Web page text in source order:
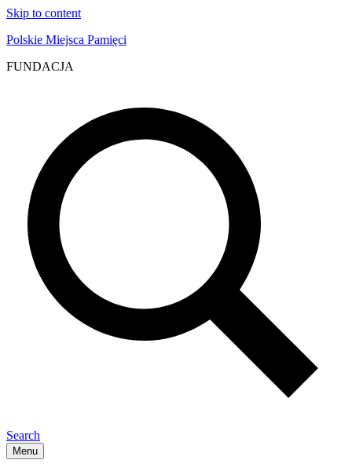
Skip to content
Polskie Miejsca Pamięci
FUNDACJA
Search
Menu